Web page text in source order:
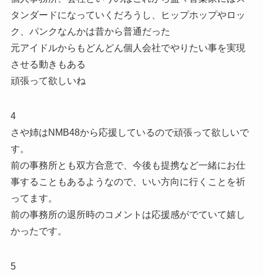
タンダードになっていくだろうし、ヒップホップやロッ
ク、パンクなんかは昔から普通だった
元アイドルからもどんどん個人会社でやりたい事を実現
させる動きもある
頑張って欲しいね
4
さや姉はNMB48から応援しているので頑張って欲しいで
す。
前の事務所とも双方合意で、今後も提携など一緒にお仕
事することもあるようなので、いい方向に行くことを祈
ってます。
前の事務所の退所時のコメントは応援感がでていて嬉し
かったです。
5